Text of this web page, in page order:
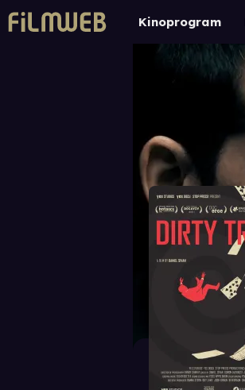
Kinoprogram